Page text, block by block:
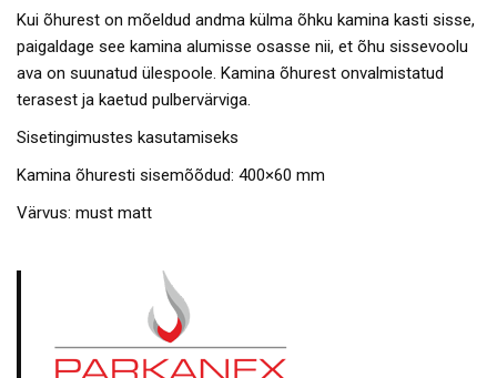
Kui õhurest on mõeldud andma külma õhku kamina kasti sisse,
paigaldage see kamina alumisse osasse nii, et õhu sissevoolu
ava on suunatud ülespoole. Kamina õhurest onvalmistatud
terasest ja kaetud pulbervärviga.
Sisetingimustes kasutamiseks
Kamina õhuresti sisemõõdud: 400×60 mm
Värvus: must matt